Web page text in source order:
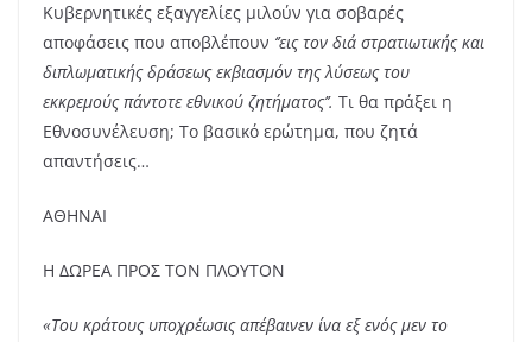
Κυβερνητικές εξαγγελίες μιλούν για σοβαρές
αποφάσεις που αποβλέπουν ‘’εις τον διά στρατιωτικής και
διπλωματικής δράσεως εκβιασμόν της λύσεως του
εκκρεμούς πάντοτε εθνικού ζητήματος’’. Τι θα πράξει η
Εθνοσυνέλευση; Το βασικό ερώτημα, που ζητά
απαντήσεις…
ΑΘΗΝΑΙ
Η ΔΩΡΕΑ ΠΡΟΣ ΤΟΝ ΠΛΟΥΤΟΝ
«Του κράτους υποχρέωσις απέβαινεν ίνα εξ ενός μεν το